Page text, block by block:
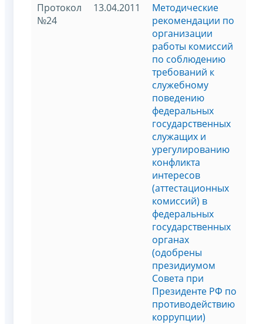
Протокол
№24
13.04.2011
Методические
рекомендации по
организации
работы комиссий
по соблюдению
требований к
служебному
поведению
федеральных
государственных
служащих и
урегулированию
конфликта
интересов
(аттестационных
комиссий) в
федеральных
государственных
органах
(одобрены
президиумом
Совета при
Президенте РФ по
противодействию
коррупции)